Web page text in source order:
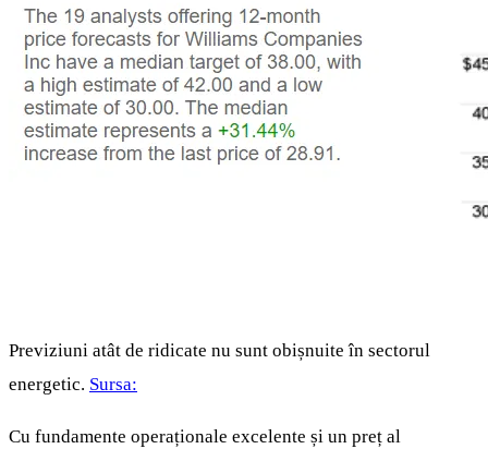
Previziuni atât de ridicate nu sunt obișnuite în sectorul
energetic. Sursa:
Cu fundamente operaționale excelente și un preț al